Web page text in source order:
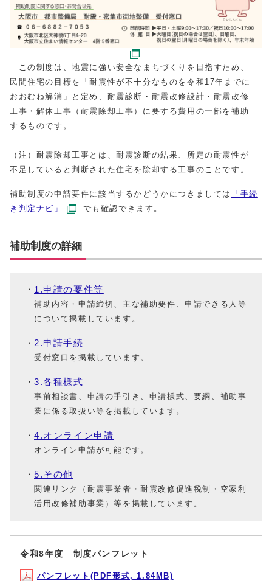
この制度は、地震に強い安全なまちづくりを目指すため、
民間住宅の目標を「耐震性が不十分なものを令和17年までに
おおむね解消」と定め、耐震診断・耐震改修設計・耐震改修
工事・解体工事（耐震除却工事）に要する費用の一部を補助
するものです。
（注）耐震除却工事とは、耐震診断の結果、所定の耐震性が
不足していると判断された住宅を除却する工事のことです。
補助制度の申請要件に該当するかどうかにつきましては
「手続
き判定ナビ」
でも確認できます。
補助制度の詳細
1.申請の要件等
補助内容・申請締切、主な補助要件、申請できる人等
について掲載しています。
2.申請手続
受付窓口を掲載しています。
3.各種様式
事前相談書、申請の手引き、申請様式、要綱、補助事
業に係る取扱い等を掲載しています。
4.オンライン申請
オンライン申請が可能です。
5.その他
関連リンク（耐震事業者・耐震改修促進税制・空家利
活用改修補助事業）等を掲載しています。
令和8年度 制度パンフレット
パンフレット(PDF形式, 1.84MB)